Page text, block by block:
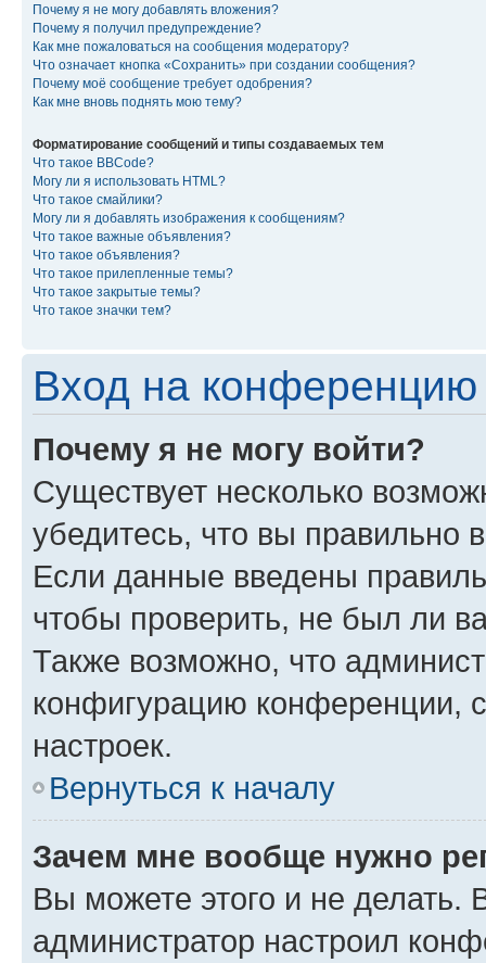
Почему я не могу добавлять вложения?
Почему я получил предупреждение?
Как мне пожаловаться на сообщения модератору?
Что означает кнопка «Сохранить» при создании сообщения?
Почему моё сообщение требует одобрения?
Как мне вновь поднять мою тему?
Форматирование сообщений и типы создаваемых тем
Что такое BBCode?
Могу ли я использовать HTML?
Что такое смайлики?
Могу ли я добавлять изображения к сообщениям?
Что такое важные объявления?
Что такое объявления?
Что такое прилепленные темы?
Что такое закрытые темы?
Что такое значки тем?
Вход на конференцию
Почему я не могу войти?
Существует несколько
убедитесь, что вы правильно
Если данные введены
чтобы проверить, не был ли
Также возможно, что
конфигурацию конференции,
настроек.
Вернуться к началу
Зачем мне вообще нужно
Вы можете этого и не делать.
администратор настроил